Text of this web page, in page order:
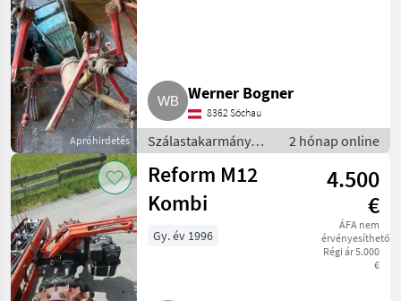
Apróhirdetés
Werner Bogner
8362 Söchau
Szálastakarmány
betakarítók / Hegyi
gépesítés
2 hónap online
Reform M12
Kombi
4.500
€
ÁFA nem
érvényesíthető
Régi ár 5.000
€
Gy. év 1996